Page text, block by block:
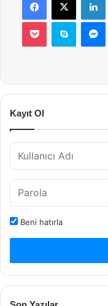
Pocket Skype
Kayıt Ol
Beni hatırla